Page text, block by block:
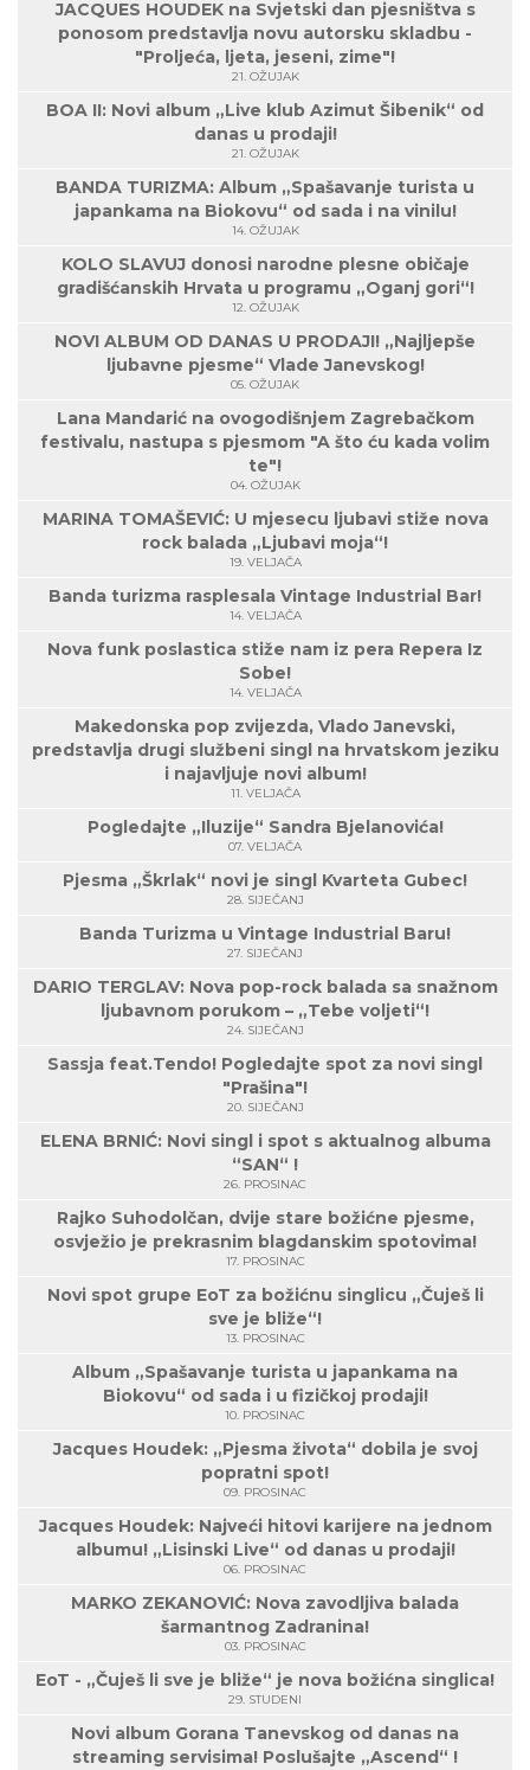
JACQUES HOUDEK na Svjetski dan pjesništva s
ponosom predstavlja novu autorsku skladbu -
"Proljeća, ljeta, jeseni, zime"!
21. OŽUJAK
BOA II: Novi album „Live klub Azimut Šibenik“ od
danas u prodaji!
21. OŽUJAK
BANDA TURIZMA: Album „Spašavanje turista u
japankama na Biokovu“ od sada i na vinilu!
14. OŽUJAK
KOLO SLAVUJ donosi narodne plesne običaje
gradišćanskih Hrvata u programu „Oganj gori“!
12. OŽUJAK
NOVI ALBUM OD DANAS U PRODAJI! „Najljepše
ljubavne pjesme“ Vlade Janevskog!
05. OŽUJAK
Lana Mandarić na ovogodišnjem Zagrebačkom
festivalu, nastupa s pjesmom "A što ću kada volim
te"!
04. OŽUJAK
MARINA TOMAŠEVIĆ: U mjesecu ljubavi stiže nova
rock balada „Ljubavi moja“!
19. VELJAČA
Banda turizma rasplesala Vintage Industrial Bar!
14. VELJAČA
Nova funk poslastica stiže nam iz pera Repera Iz
Sobe!
14. VELJAČA
Makedonska pop zvijezda, Vlado Janevski,
predstavlja drugi službeni singl na hrvatskom jeziku
i najavljuje novi album!
11. VELJAČA
Pogledajte „Iluzije“ Sandra Bjelanovića!
07. VELJAČA
Pjesma „Škrlak“ novi je singl Kvarteta Gubec!
28. SIJEČANJ
Banda Turizma u Vintage Industrial Baru!
27. SIJEČANJ
DARIO TERGLAV: Nova pop-rock balada sa snažnom
ljubavnom porukom – „Tebe voljeti“!
24. SIJEČANJ
Sassja feat.Tendo! Pogledajte spot za novi singl
"Prašina"!
20. SIJEČANJ
ELENA BRNIĆ: Novi singl i spot s aktualnog albuma
“SAN“ !
26. PROSINAC
Rajko Suhodolčan, dvije stare božićne pjesme,
osvježio je prekrasnim blagdanskim spotovima!
17. PROSINAC
Novi spot grupe EoT za božićnu singlicu „Čuješ li
sve je bliže“!
13. PROSINAC
Album „Spašavanje turista u japankama na
Biokovu“ od sada i u fizičkoj prodaji!
10. PROSINAC
Jacques Houdek: „Pjesma života“ dobila je svoj
popratni spot!
09. PROSINAC
Jacques Houdek: Najveći hitovi karijere na jednom
albumu! „Lisinski Live“ od danas u prodaji!
06. PROSINAC
MARKO ZEKANOVIĆ: Nova zavodljiva balada
šarmantnog Zadranina!
03. PROSINAC
EoT - „Čuješ li sve je bliže“ je nova božićna singlica!
29. STUDENI
Novi album Gorana Tanevskog od danas na
streaming servisima! Poslušajte „Ascend“ !